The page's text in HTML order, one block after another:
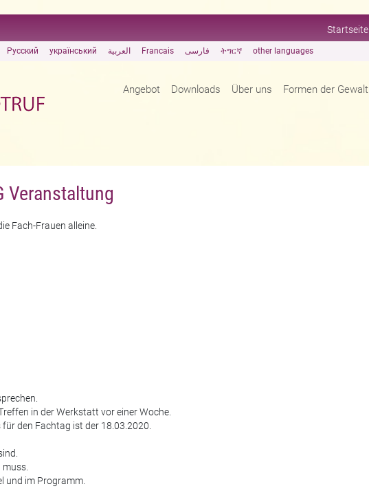
Startseite
Русский український العربية Francais فارسی ትግርኛ other languages
Angebot Downloads Über uns Formen der Gewalt
Veranstaltung
Fach-Frauen alleine.
in der Werkstatt vor einer Woche.
den Fachtag ist der 18.03.2020.
und im Programm.